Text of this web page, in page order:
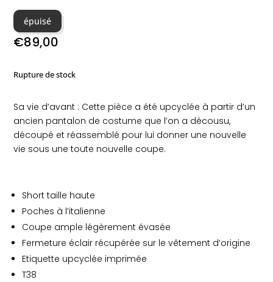
épuisé
€89,00
Rupture de stock
Sa vie d’avant : Cette pièce a été upcyclée à partir d’un
ancien pantalon de costume que l’on a décousu,
découpé et réassemblé pour lui donner une nouvelle
vie sous une toute nouvelle coupe.
Short taille haute
Poches à l’italienne
Coupe ample légèrement évasée
Fermeture éclair récupérée sur le vêtement d’origine
Etiquette upcyclée imprimée
T38